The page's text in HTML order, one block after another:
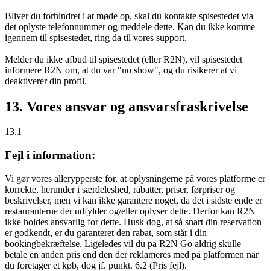
Bliver du forhindret i at møde op, skal du kontakte spisestedet via
det oplyste telefonnummer og meddele dette. Kan du ikke komme
igennem til spisestedet, ring da til vores support.
Melder du ikke afbud til spisestedet (eller R2N), vil spisestedet
informere R2N om, at du var "no show", og du risikerer at vi
deaktiverer din profil.
13. Vores ansvar og ansvarsfraskrivelse
13.1
Fejl i information:
Vi gør vores allerypperste for, at oplysningerne på vores platforme er
korrekte, herunder i særdeleshed, rabatter, priser, førpriser og
beskrivelser, men vi kan ikke garantere noget, da det i sidste ende er
restauranterne der udfylder og/eller oplyser dette. Derfor kan R2N
ikke holdes ansvarlig for dette. Husk dog, at så snart din reservation
er godkendt, er du garanteret den rabat, som står i din
bookingbekræftelse. Ligeledes vil du på R2N Go aldrig skulle
betale en anden pris end den der reklameres med på platformen når
du foretager et køb, dog jf. punkt. 6.2 (Pris fejl).